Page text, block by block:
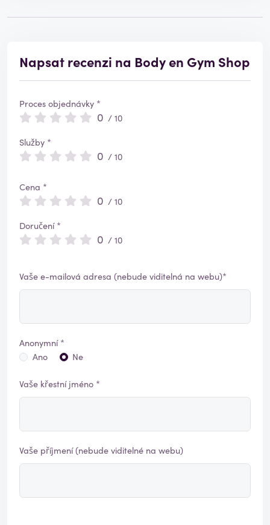
Napsat recenzi na Body en Gym Shop
Proces objednávky *
0 / 10
Služby *
0 / 10
Cena *
0 / 10
Doručení *
0 / 10
Vaše e-mailová adresa (nebude viditelná na webu)*
Anonymní *
Ano
Ne
Vaše křestní jméno *
Vaše příjmení (nebude viditelné na webu)